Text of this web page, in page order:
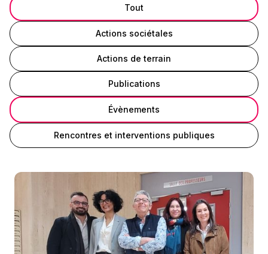
Tout
Actions sociétales
Actions de terrain
Publications
Évènements
Rencontres et interventions publiques